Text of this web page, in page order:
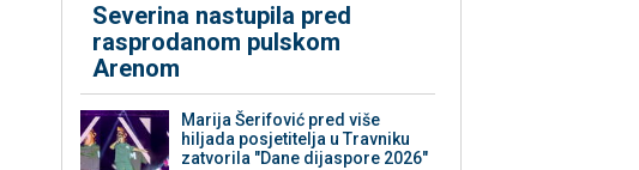
Severina nastupila pred
rasprodanom pulskom
Arenom
Marija Šerifović pred više
hiljada posjetitelja u Travniku
zatvorila "Dane dijaspore 2026"